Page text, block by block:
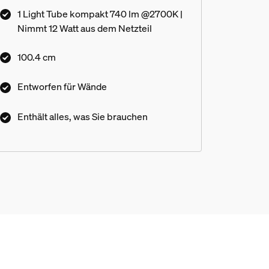
1 Light Tube kompakt 740 lm @2700K |
Nimmt 12 Watt aus dem Netzteil
100.4 cm
Entworfen für Wände
Enthält alles, was Sie brauchen